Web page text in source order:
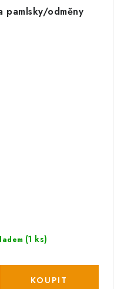
pamlsky/odměny
(1 ks)